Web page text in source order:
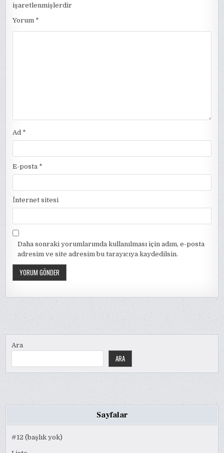
işaretlenmişlerdir
Yorum *
Ad *
E-posta *
İnternet sitesi
Daha sonraki yorumlarımda kullanılması için adım, e-posta
adresim ve site adresim bu tarayıcıya kaydedilsin.
Ara
ARA
Sayfalar
#12 (başlık yok)